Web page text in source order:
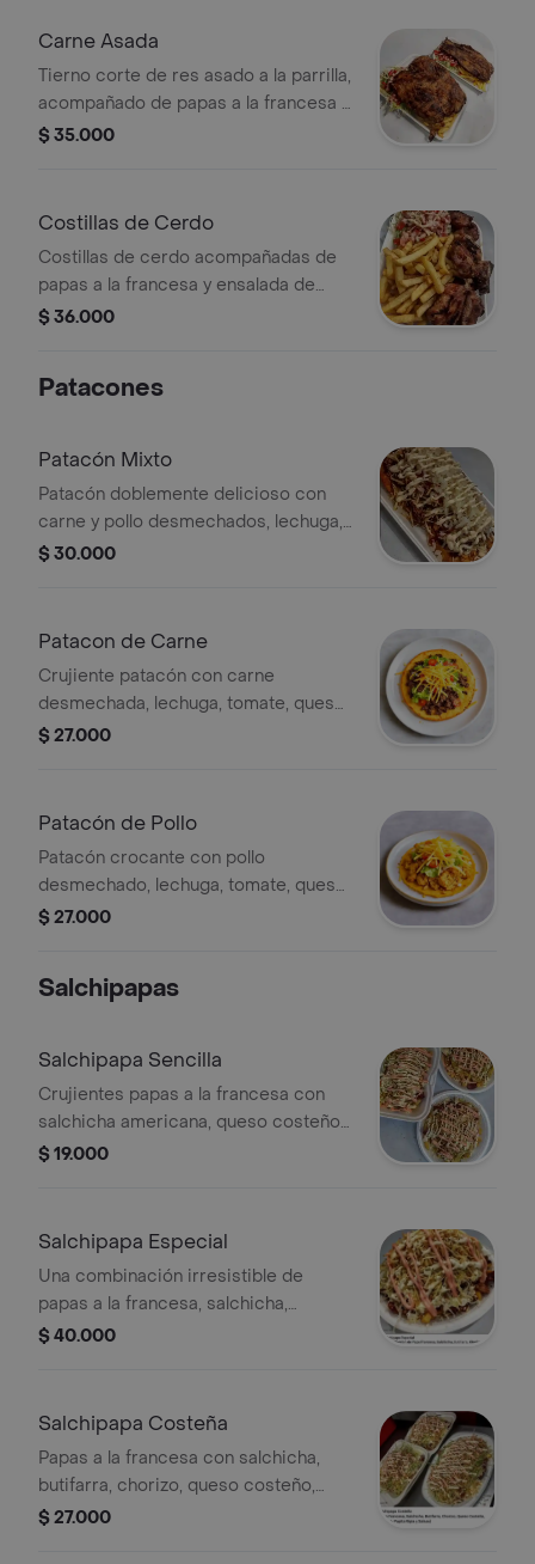
Carne Asada
Tierno corte de res asado a la parrilla,
acompañado de papas a la francesa y
ensalada fresca. ¡un clásico que
$ 35.000
Costillas de Cerdo
Costillas de cerdo acompañadas de
papas a la francesa y ensalada de
lechuga y tomate.
$ 36.000
Patacones
Patacón Mixto
Patacón doblemente delicioso con
carne y pollo desmechados, lechuga,
tomate, queso, papa ripio y salsas
$ 30.000
Patacon de Carne
Crujiente patacón con carne
desmechada, lechuga, tomate, queso
rallado, papa ripio y salsas al gusto.
$ 27.000
Patacón de Pollo
Patacón crocante con pollo
desmechado, lechuga, tomate, queso
y papa ripio. Incluye salsas
$ 27.000
Salchipapas
Salchipapa Sencilla
Crujientes papas a la francesa con
salchicha americana, queso costeño
rallado, lechuga fresca, papa ripio y
$ 19.000
Salchipapa Especial
Una combinación irresistible de
papas a la francesa, salchicha,
chorizo, butifarra, carne, pollo y
$ 40.000
Salchipapa Costeña
Papas a la francesa con salchicha,
butifarra, chorizo, queso costeño,
lechuga, papa ripio y nuestras salsas
$ 27.000